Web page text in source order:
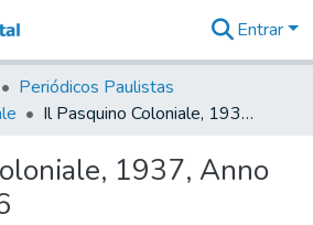
&
Coleções
Tudo na
Digital
Entrar
Periódicos Paulistas
Il Pasquino Coloniale, 1937, Anno XXXI, n. 1426
1937, Anno